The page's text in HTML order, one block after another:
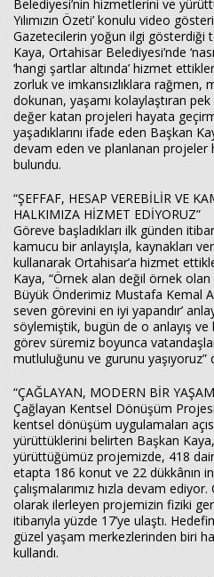
Belediyesi’nin hizmetlerini ve
Yılımızın Özeti’ konulu video
Gazetecilerin yoğun ilgi gösterdiği
Kaya, Ortahisar Belediyesi’nde
‘hangi şartlar altında’ hizmet
zorluk ve imkansızlıklara rağmen,
dokunan, yaşamı kolaylaştıran
değer katan projeleri hayata
yaşadıklarını ifade eden Başkan
devam eden ve planlanan projeler
bulundu.
“ŞEFFAF, HESAP VEREBİLİR VE
HALKIMIZA HİZMET EDİYORUZ”
Göreve başladıkları ilk günden
kamucu bir anlayışla, kaynakları
kullanarak Ortahisar’a hizmet
Kaya, “Örnek alan değil örnek olan
Büyük Önderimiz Mustafa Kemal
seven görevini en iyi yapandır’
söylemiştik, bugün de o anlayış ve
görev süremiz boyunca
mutluluğunu ve gurunu yaşıyoruz”
“ÇAĞLAYAN, MODERN BİR
Çağlayan Kentsel Dönüşüm
kentsel dönüşüm uygulamaları
yürüttüklerini belirten Başkan
yürüttüğümüz projemizde, 418
etapta 186 konut ve 22 dükkânın
çalışmalarımız hızla devam
olarak ilerleyen projemizin fiziki
itibarıyla yüzde 17’ye ulaştı.
güzel yaşam merkezlerinden biri
kullandı.